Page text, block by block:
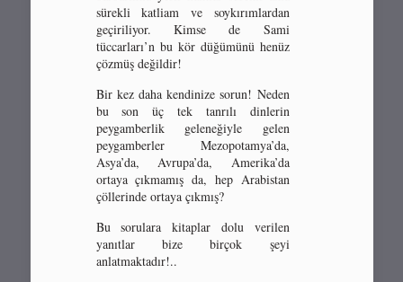
sürekli katliam ve soykırımlardan
geçiriliyor. Kimse de Sami
tüccarları’n bu kör düğümünü henüz
çözmüş değildir!
Bir kez daha kendinize sorun! Neden
bu son üç tek tanrılı dinlerin
peygamberlik geleneğiyle gelen
peygamberler Mezopotamya’da,
Asya’da, Avrupa’da, Amerika’da
ortaya çıkmamış da, hep Arabistan
çöllerinde ortaya çıkmış?
Bu sorulara kitaplar dolu verilen
yanıtlar bize birçok şeyi
anlatmaktadır!..